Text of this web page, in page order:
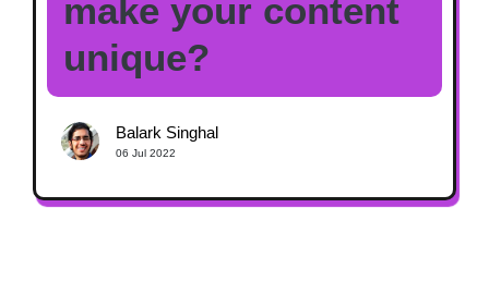
make your content
unique?
Balark Singhal
06 Jul 2022